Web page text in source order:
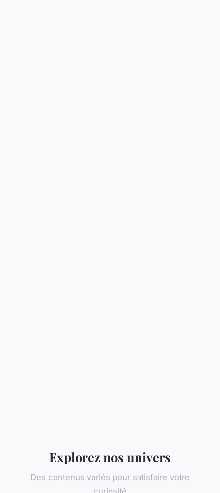
Explorez nos univers
Des contenus variés pour satisfaire votre